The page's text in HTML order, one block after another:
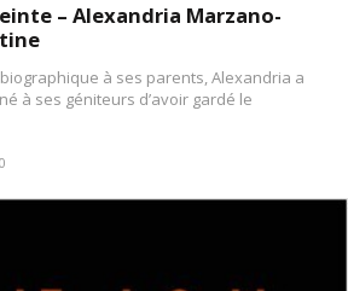
– Alexandria Marzano-
à ses parents, Alexandria a
à ses géniteurs d’avoir gardé le
0